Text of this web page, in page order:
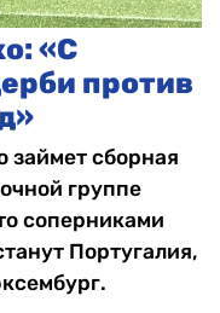
«С
против
займет сборная
группе
соперниками
Португалия,